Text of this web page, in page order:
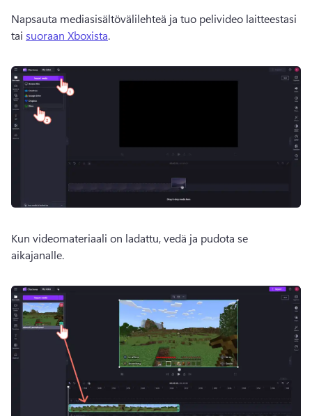
Napsauta mediasisältövälilehteä ja tuo pelivideo laitteestasi
tai suoraan Xboxista.
Kun videomateriaali on ladattu, vedä ja pudota se
aikajanalle.